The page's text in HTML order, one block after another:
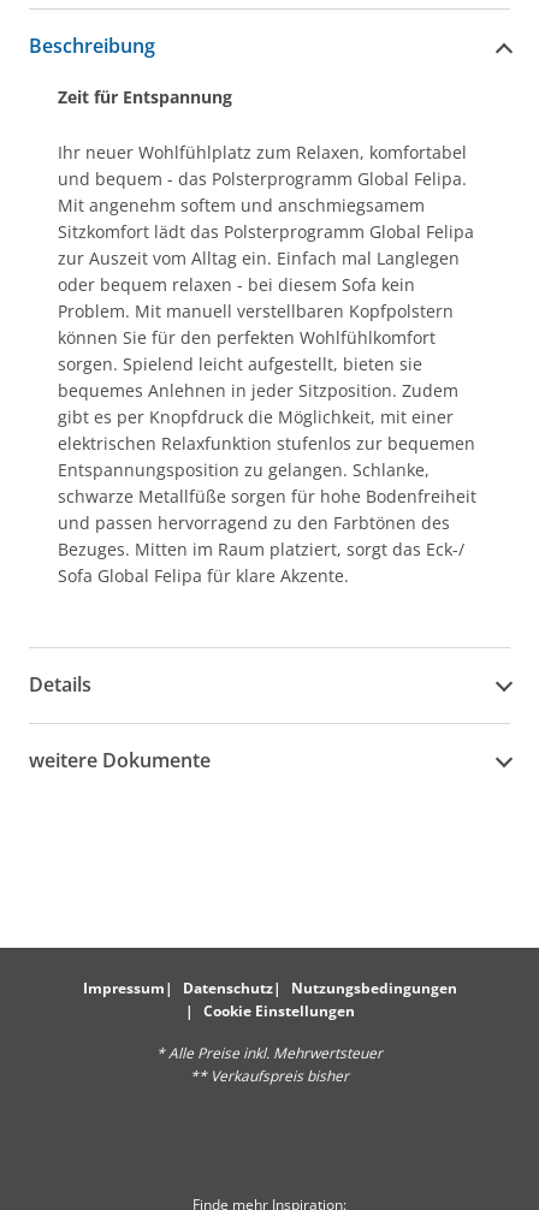
Beschreibung
Zeit für Entspannung
Ihr neuer Wohlfühlplatz zum Relaxen, komfortabel
und bequem - das Polsterprogramm Global Felipa.
Mit angenehm softem und anschmiegsamem
Sitzkomfort lädt das Polsterprogramm Global Felipa
zur Auszeit vom Alltag ein. Einfach mal Langlegen
oder bequem relaxen - bei diesem Sofa kein
Problem. Mit manuell verstellbaren Kopfpolstern
können Sie für den perfekten Wohlfühlkomfort
sorgen. Spielend leicht aufgestellt, bieten sie
bequemes Anlehnen in jeder Sitzposition. Zudem
gibt es per Knopfdruck die Möglichkeit, mit einer
elektrischen Relaxfunktion stufenlos zur bequemen
Entspannungsposition zu gelangen. Schlanke,
schwarze Metallfüße sorgen für hohe Bodenfreiheit
und passen hervorragend zu den Farbtönen des
Bezuges. Mitten im Raum platziert, sorgt das Eck-/
Sofa Global Felipa für klare Akzente.
Details
weitere Dokumente
Impressum Datenschutz
Nutzungsbedingungen
Cookie Einstellungen
* Alle Preise inkl. Mehrwertsteuer
** Verkaufspreis bisher
Finde mehr Inspiration: